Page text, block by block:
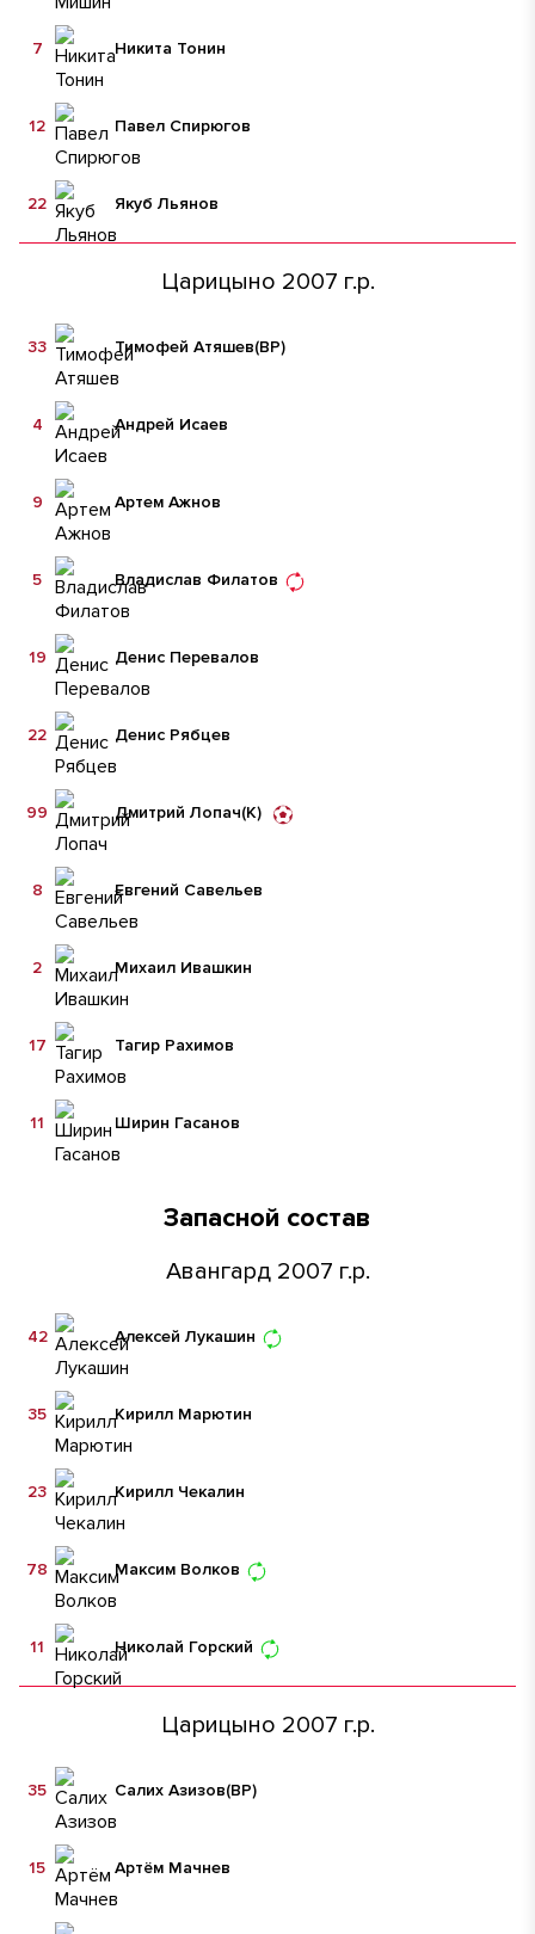
Никита Тонин
7
Павел Спирюгов
12
Якуб Льянов
22
Царицыно 2007 г.р.
Тимофей Атяшев(ВР)
33
Андрей Исаев
4
Артем Ажнов
9
Владислав Филатов
5
Денис Перевалов
19
Денис Рябцев
22
Дмитрий Лопач(К)
99
Евгений Савельев
8
Михаил Ивашкин
2
Тагир Рахимов
17
Ширин Гасанов
11
Запасной состав
Авангард 2007 г.р.
Алексей Лукашин
42
Кирилл Марютин
35
Кирилл Чекалин
23
Максим Волков
78
Николай Горский
11
Царицыно 2007 г.р.
Салих Азизов(ВР)
35
Артём Мачнев
15